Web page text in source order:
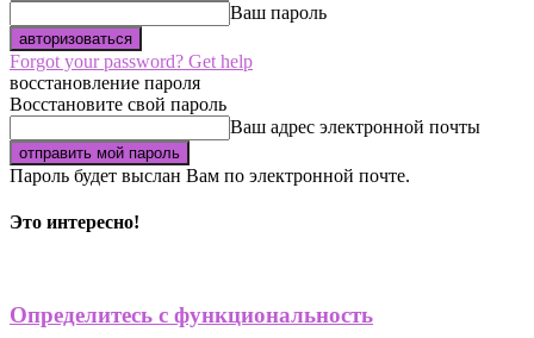
Ваш пароль
Forgot your password? Get help
восстановление пароля
Восстановите свой пароль
Ваш адрес электронной почты
Пароль будет выслан Вам по электронной почте.
Это интересно!
Определитесь с функциональность